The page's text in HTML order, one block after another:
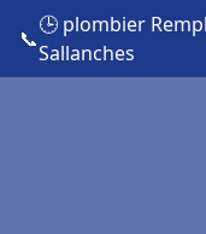
📞
🕒 plombier
Sallanches